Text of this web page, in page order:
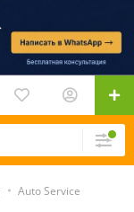
Auto Service